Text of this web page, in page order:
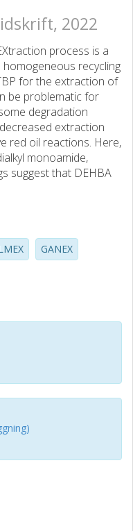
2022
process is a
recycling
for the extraction of
be problematic for
degradation
extraction
red oil reactions. Here,
monoamide,
suggest that DEHBA
need to be further
GANEX